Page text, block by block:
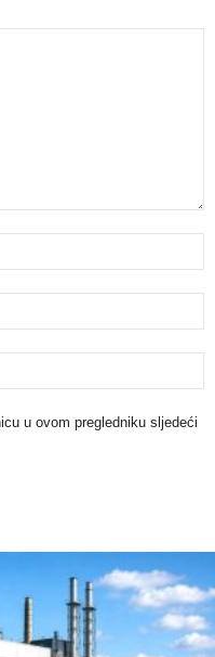
u ovom pregledniku sljedeći